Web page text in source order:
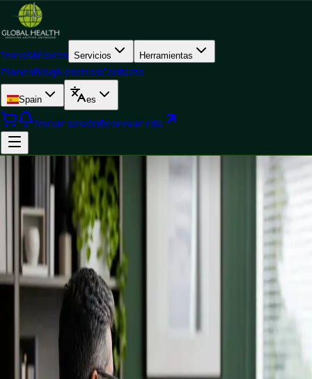
InicioMédicos Servicios Herramientas
PlanesBlogNosotrosContacto
Spain es
Iniciar sesiónReservar cita